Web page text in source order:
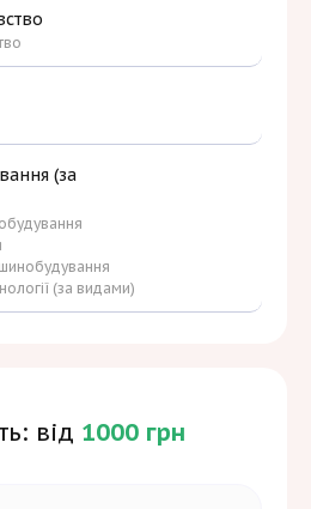
(за
(за видами)
від 1000 грн